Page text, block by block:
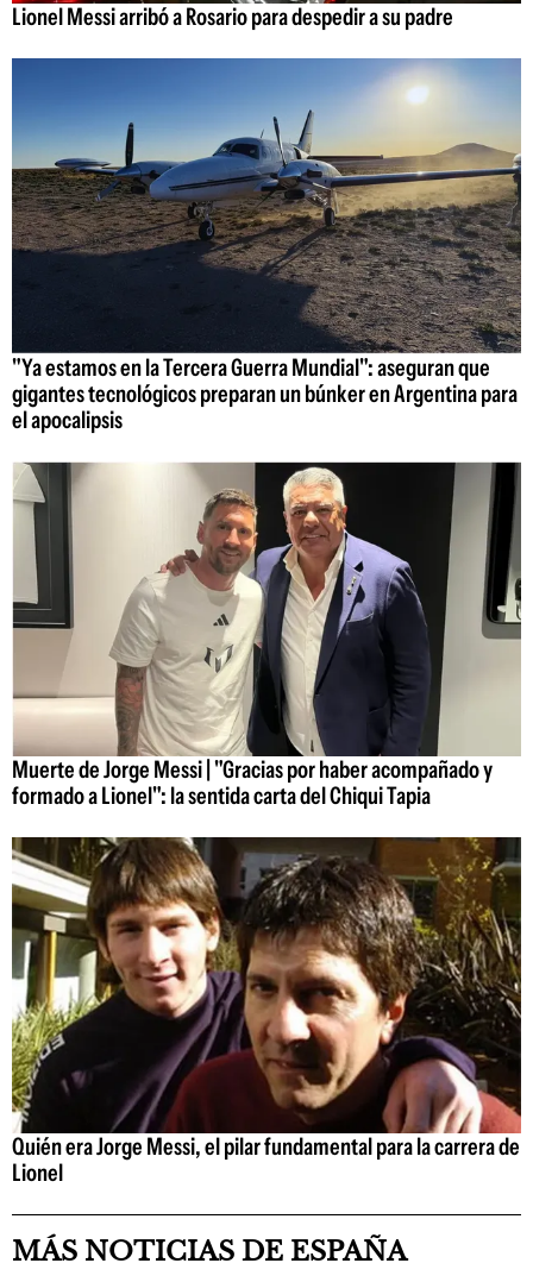
Lionel Messi arribó a Rosario para despedir a su padre
"Ya estamos en la Tercera Guerra Mundial": aseguran que
gigantes tecnológicos preparan un búnker en Argentina para
el apocalipsis
Muerte de Jorge Messi | "Gracias por haber acompañado y
formado a Lionel": la sentida carta del Chiqui Tapia
Quién era Jorge Messi, el pilar fundamental para la carrera de
Lionel
MÁS NOTICIAS DE ESPAÑA